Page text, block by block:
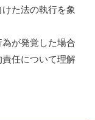
た法の執行を象
が発覚した場合
任について理解